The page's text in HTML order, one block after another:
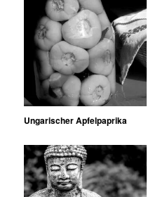
Ungarischer Apfelpaprika